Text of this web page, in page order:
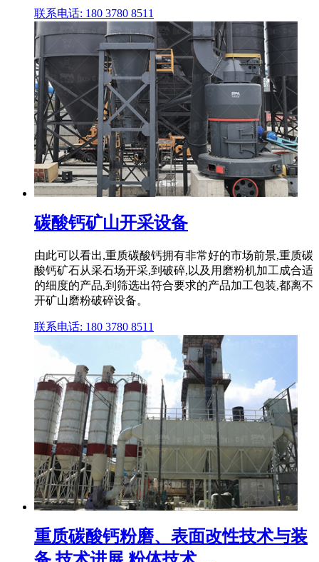
联系电话: 180 3780 8511
碳酸钙矿山开采设备
由此可以看出,重质碳酸钙拥有非常好的市场前景,重质碳
酸钙矿石从采石场开采,到破碎,以及用磨粉机加工成合适
的细度的产品,到筛选出符合要求的产品加工包装,都离不
开矿山磨粉破碎设备。
联系电话: 180 3780 8511
重质碳酸钙粉磨、表面改性技术与装